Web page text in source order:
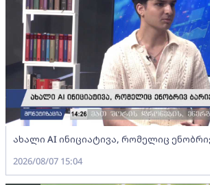
ახალი AI ინიციატივა, რომელიც
2026/08/07 15:04